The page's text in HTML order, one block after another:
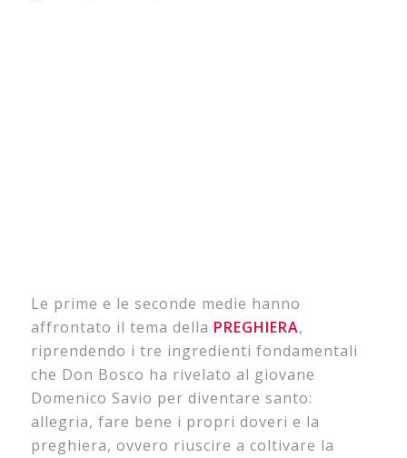
Le prime e le seconde medie hanno
affrontato il tema della PREGHIERA,
riprendendo i tre ingredienti fondamentali
che Don Bosco ha rivelato al giovane
Domenico Savio per diventare santo:
allegria, fare bene i propri doveri e la
preghiera, ovvero riuscire a coltivare la